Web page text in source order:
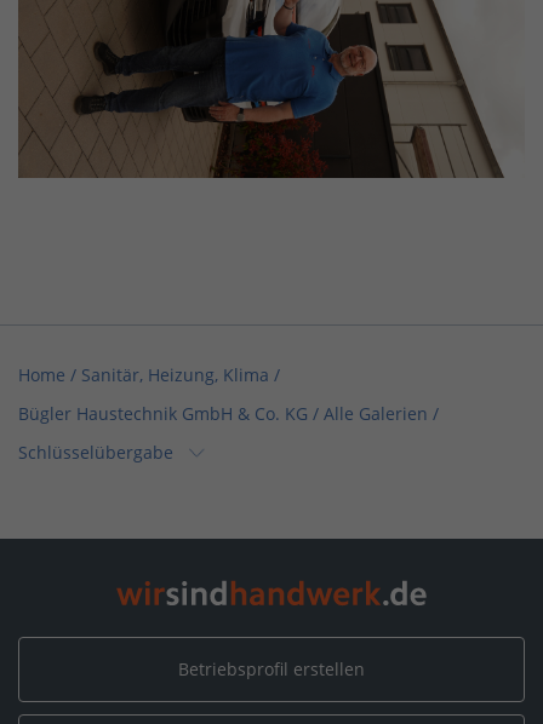
Home / Sanitär, Heizung, Klima /
Bügler Haustechnik GmbH & Co. KG / Alle Galerien /
Schlüsselübergabe
Bügler Haustechnik GmbH & Co. KG / Alle Galerien /
Schlüsselübergabe
Betriebsprofil erstellen